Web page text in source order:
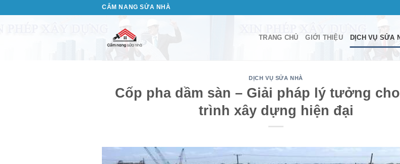
CẨM NANG SỬA NHÀ
TRANG CHỦ GIỚI THIỆU DỊCH VỤ SỬA
DỊCH VỤ SỬA NHÀ
Cốp pha dầm sàn – Giải pháp lý tưởng
trình xây dựng hiện đại